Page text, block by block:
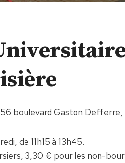
boulevard Gaston Defferre,
de 11h15 à 13h45.
3,30 € pour les non-